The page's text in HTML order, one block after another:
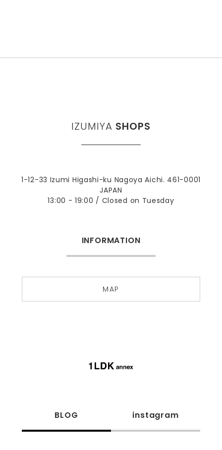
IZUMIYA SHOPS
1-12-33 Izumi Higashi-ku Nagoya Aichi. 461-0001
JAPAN
13:00 - 19:00 / Closed on Tuesday
INFORMATION
MAP
BLOG instagram